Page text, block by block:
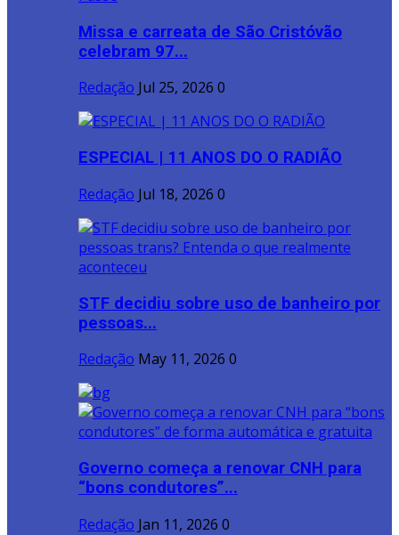
Missa e carreata de São Cristóvão
celebram 97...
Redação Jul 25, 2026 0
ESPECIAL | 11 ANOS DO O RADIÃO
Redação Jul 18, 2026 0
STF decidiu sobre uso de banheiro por
pessoas...
Redação May 11, 2026 0
Governo começa a renovar CNH para
“bons condutores”...
Redação Jan 11, 2026 0